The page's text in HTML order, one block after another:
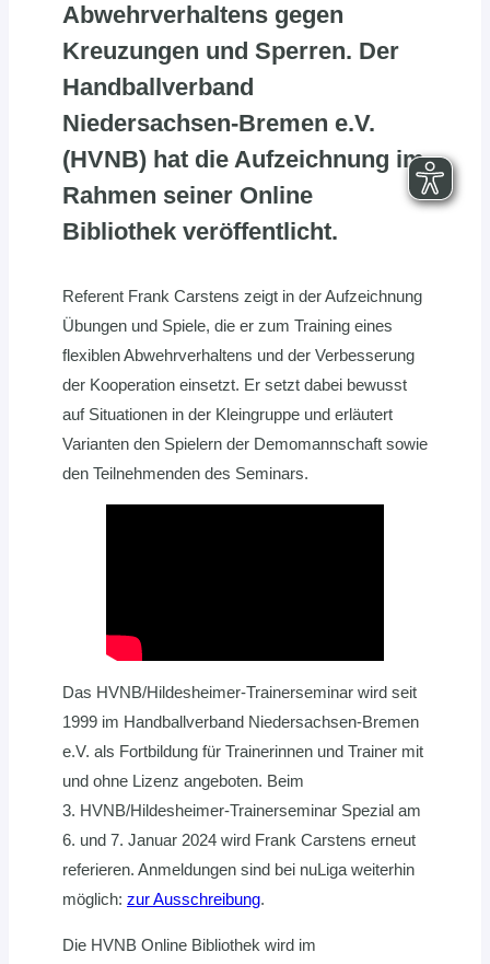
Abwehrverhaltens gegen
Kreuzungen und Sperren. Der
Handballverband
Niedersachsen-Bremen e.V.
(HVNB) hat die Aufzeichnung im
Rahmen seiner Online
Bibliothek veröffentlicht.
Referent Frank Carstens zeigt in der Aufzeichnung
Übungen und Spiele, die er zum Training eines
flexiblen Abwehrverhaltens und der Verbesserung
der Kooperation einsetzt. Er setzt dabei bewusst
auf Situationen in der Kleingruppe und erläutert
Varianten den Spielern der Demomannschaft sowie
den Teilnehmenden des Seminars.
Das HVNB/Hildesheimer-Trainerseminar wird seit
1999 im Handballverband Niedersachsen-Bremen
e.V. als Fortbildung für Trainerinnen und Trainer mit
und ohne Lizenz angeboten. Beim
3. HVNB/Hildesheimer-Trainerseminar Spezial am
6. und 7. Januar 2024 wird Frank Carstens erneut
referieren. Anmeldungen sind bei nuLiga weiterhin
möglich: zur Ausschreibung.
Die HVNB Online Bibliothek wird im